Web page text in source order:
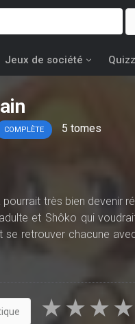
Jeux de société Quizz
COMPLÈTE 5 tomes
très bien devenir
et Shôko qui
se retrouver chacune
★
★
★
★